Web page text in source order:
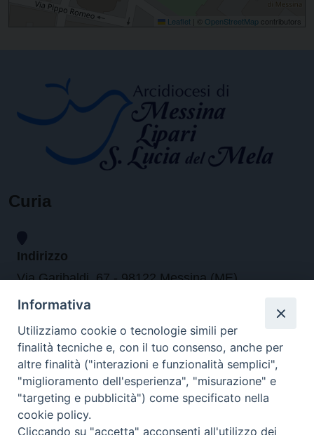
Leaflet OpenStreetMap contributors
Curia
Indirizzo
Via Garibaldi, 67 - 98122 Messina (ME)
Orari
da lunedi al venerdi dalle ore 9.30 alle 12.30
Contatti
Informativa
Utilizziamo cookie o tecnologie simili per
finalità tecniche e, con il tuo consenso, anche per
altre finalità ("interazioni e funzionalità semplici",
"miglioramento dell'esperienza", "misurazione" e
"targeting e pubblicità") come specificato nella
cookie policy.
Cliccando su "accetta" acconsenti all'utilizzo dei